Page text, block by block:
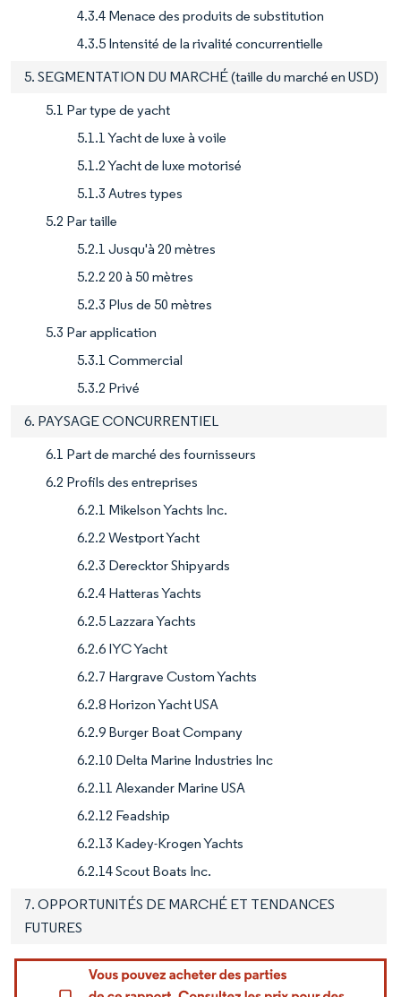
4.3.4 Menace des produits de substitution
4.3.5 Intensité de la rivalité concurrentielle
5. SEGMENTATION DU MARCHÉ (taille du marché en USD)
5.1 Par type de yacht
5.1.1 Yacht de luxe à voile
5.1.2 Yacht de luxe motorisé
5.1.3 Autres types
5.2 Par taille
5.2.1 Jusqu'à 20 mètres
5.2.2 20 à 50 mètres
5.2.3 Plus de 50 mètres
5.3 Par application
5.3.1 Commercial
5.3.2 Privé
6. PAYSAGE CONCURRENTIEL
6.1 Part de marché des fournisseurs
6.2 Profils des entreprises
6.2.1 Mikelson Yachts Inc.
6.2.2 Westport Yacht
6.2.3 Derecktor Shipyards
6.2.4 Hatteras Yachts
6.2.5 Lazzara Yachts
6.2.6 IYC Yacht
6.2.7 Hargrave Custom Yachts
6.2.8 Horizon Yacht USA
6.2.9 Burger Boat Company
6.2.10 Delta Marine Industries Inc
6.2.11 Alexander Marine USA
6.2.12 Feadship
6.2.13 Kadey-Krogen Yachts
6.2.14 Scout Boats Inc.
7. OPPORTUNITÉS DE MARCHÉ ET TENDANCES
FUTURES